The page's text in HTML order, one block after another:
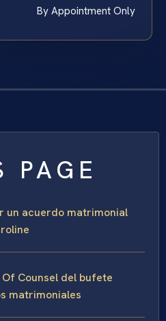
By Appointment Only
PAGE
un acuerdo matrimonial
Of Counsel del bufete
matrimoniales